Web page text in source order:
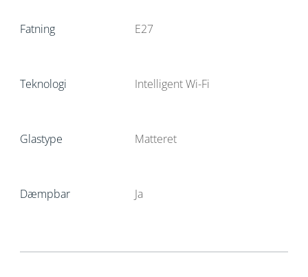
Fatning E27
Teknologi Intelligent Wi-Fi
Glastype Matteret
Dæmpbar Ja